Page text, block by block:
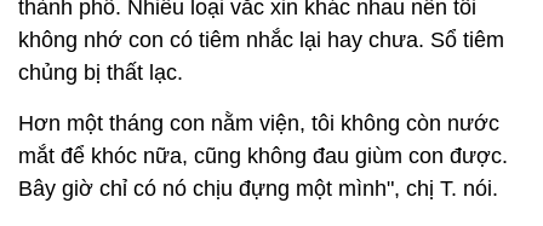
thành phố. Nhiều loại vắc xin khác nhau nên tôi
không nhớ con có tiêm nhắc lại hay chưa. Sổ tiêm
chủng bị thất lạc.
Hơn một tháng con nằm viện, tôi không còn nước
mắt để khóc nữa, cũng không đau giùm con được.
Bây giờ chỉ có nó chịu đựng một mình", chị T. nói.